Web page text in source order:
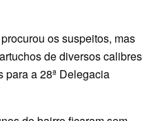
os suspeitos, mas
de diversos calibres
para a 28ª Delegacia